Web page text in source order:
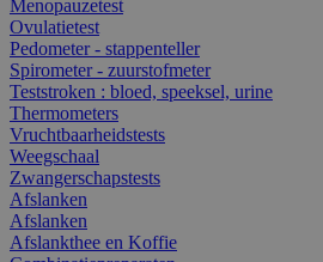
Menopauzetest
Ovulatietest
Pedometer - stappenteller
Spirometer - zuurstofmeter
Teststroken : bloed, speeksel, urine
Thermometers
Vruchtbaarheidstests
Weegschaal
Zwangerschapstests
Afslanken
Afslanken
Afslankthee en Koffie